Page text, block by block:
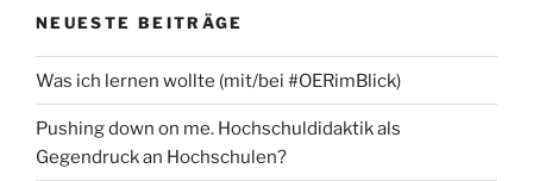
NEUESTE BEITRÄGE
Was ich lernen wollte (mit/bei #OERimBlick)
Pushing down on me. Hochschuldidaktik als
Gegendruck an Hochschulen?